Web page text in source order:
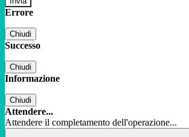
Errore
Chiudi
Successo
Chiudi
Informazione
Chiudi
Attendere...
Attendere il completamento dell'operazione...